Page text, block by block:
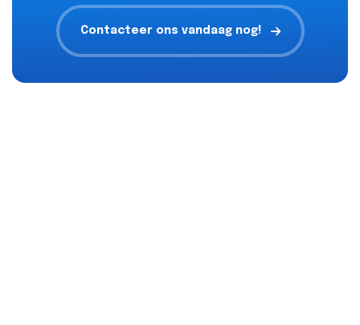
Contacteer ons vandaag nog!